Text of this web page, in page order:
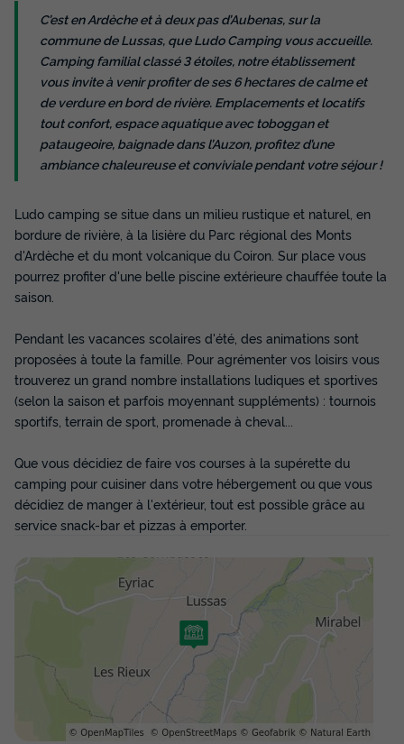
BUNGALOW TOILÉ 4 personnes
Annulation gratuite
Surface
Adultes Chambres
Terrasse couverte Accès wifi
Animaux autorisés *
Cafetière
Réfrigérateur
+ 2
du
14/09/2026 21/09/2026
Meilleur prix pour 7 nuits
Modifier les dates
218 €
TENTE TOILE ET BOIS 5 personnes - Tente
Kalahari XL 3 Pièces 5 Personnes Sans
Annulation gratuite
C’est en Ardèche et à deux pas d’Aubenas, sur la
commune de Lussas, que Ludo Camping vous accueille.
Camping familial classé 3 étoiles, notre établissement
vous invite à venir profiter de ses 6 hectares de calme et
de verdure en bord de rivière. Emplacements et locatifs
tout confort, espace aquatique avec toboggan et
pataugeoire, baignade dans l’Auzon, profitez d’une
ambiance chaleureuse et conviviale pendant votre séjour !
Ludo camping se situe dans un milieu rustique et naturel, en
bordure de rivière, à la lisière du Parc régional des Monts
d'Ardèche et du mont volcanique du Coiron. Sur place vous
pourrez profiter d'une belle piscine extérieure chauffée toute la
saison.
Pendant les vacances scolaires d'été, des animations sont
proposées à toute la famille. Pour agrémenter vos loisirs vous
trouverez un grand nombre installations ludiques et sportives
(selon la saison et parfois moyennant suppléments) : tournois
sportifs, terrain de sport, promenade à cheval...
Que vous décidiez de faire vos courses à la supérette du
camping pour cuisiner dans votre hébergement ou que vous
décidiez de manger à l'extérieur, tout est possible grâce au
service snack-bar et pizzas à emporter.